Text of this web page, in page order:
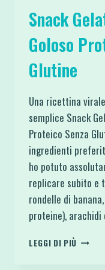
Snack
Goloso
Glutine
Una ricettina
semplice Snack
Proteico Senza
ingredienti
ho potuto
replicare subito e
rondelle di
proteine), arachidi
LEGGI DI PIÙ SNACK